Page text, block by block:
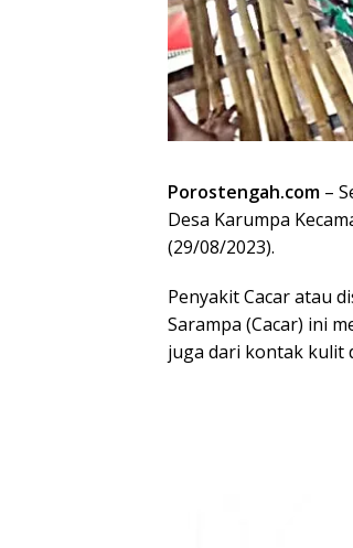
Porostengah.com –
Desa Karumpa
(29/08/2023).
Penyakit Cacar atau
Sarampa (Cacar) ini
juga dari kontak kulit